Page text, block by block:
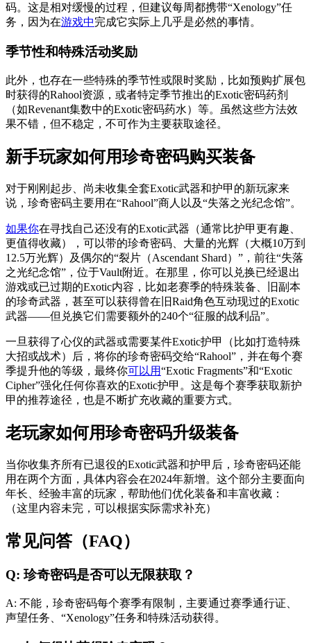
码。这是相对缓慢的过程，但建议每周都携带“Xenology”任
务，因为在游戏中完成它实际上几乎是必然的事情。
季节性和特殊活动奖励
此外，也存在一些特殊的季节性或限时奖励，比如预购扩展包
时获得的Rahool资源，或者特定季节推出的Exotic密码药剂
（如Revenant集数中的Exotic密码药水）等。虽然这些方法效
果不错，但不稳定，不可作为主要获取途径。
新手玩家如何用珍奇密码购买装备
对于刚刚起步、尚未收集全套Exotic武器和护甲的新玩家来
说，珍奇密码主要用在“Rahool”商人以及“失落之光纪念馆”。
如果你在寻找自己还没有的Exotic武器（通常比护甲更有趣、
更值得收藏），可以带的珍奇密码、大量的光辉（大概10万到
12.5万光辉）及偶尔的“裂片（Ascendant Shard）”，前往“失落
之光纪念馆”，位于Vault附近。在那里，你可以兑换已经退出
游戏或已过期的Exotic内容，比如老赛季的特殊装备、旧副本
的珍奇武器，甚至可以获得曾在旧Raid角色互动现过的Exotic
武器——但兑换它们需要额外的240个“征服的战利品”。
一旦获得了心仪的武器或需要某件Exotic护甲（比如打造特殊
大招或战术）后，将你的珍奇密码交给“Rahool”，并在每个赛
季提升他的等级，最终你可以用“Exotic Fragments”和“Exotic
Cipher”强化任何你喜欢的Exotic护甲。这是每个赛季获取新护
甲的推荐途径，也是不断扩充收藏的重要方式。
老玩家如何用珍奇密码升级装备
当你收集齐所有已退役的Exotic武器和护甲后，珍奇密码还能
用在两个方面，具体内容会在2024年新增。这个部分主要面向
年长、经验丰富的玩家，帮助他们优化装备和丰富收藏：
（这里内容未完，可以根据实际需求补充）
常见问答（FAQ）
Q: 珍奇密码是否可以无限获取？
A: 不能，珍奇密码每个赛季有限制，主要通过赛季通行证、
声望任务、“Xenology”任务和特殊活动获得。